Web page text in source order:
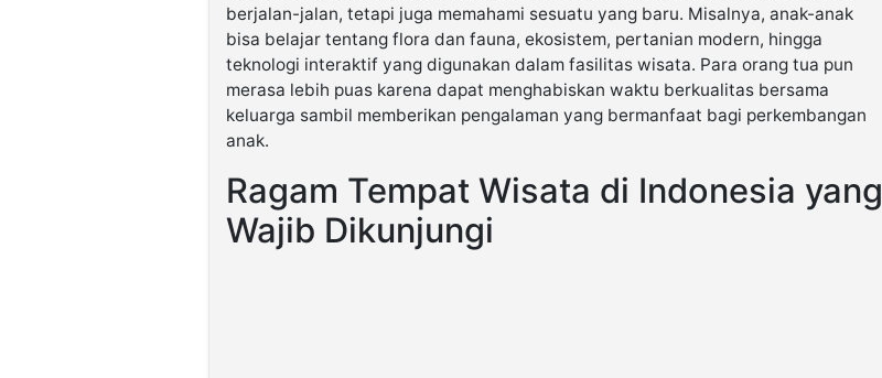
berjalan-jalan, tetapi juga memahami sesuatu yang baru. Misalnya, anak-anak
bisa belajar tentang flora dan fauna, ekosistem, pertanian modern, hingga
teknologi interaktif yang digunakan dalam fasilitas wisata. Para orang tua pun
merasa lebih puas karena dapat menghabiskan waktu berkualitas bersama
keluarga sambil memberikan pengalaman yang bermanfaat bagi perkembangan
anak.
Ragam Tempat Wisata di Indonesia yang
Wajib Dikunjungi